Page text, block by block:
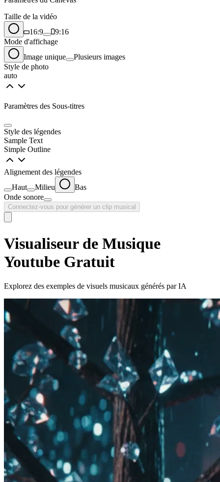
Taille de la vidéo
16:9
9:16
Mode d'affichage
Image unique
Plusieurs images
Style de photo
auto
Paramètres des Sous-titres
Style des légendes
Sample Text
Simple Outline
Alignement des légendes
Haut
Milieu
Bas
Onde sonore
Connectez-vous pour générer un clip musical
Visualiseur de Musique
Youtube Gratuit
Explorez des exemples de visuels musicaux générés par IA